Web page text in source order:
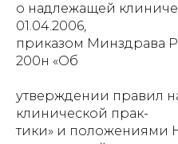
о надлежащей
01.04.2006,
приказом Минздрава
200н «Об
утверждении правил
клинической прак-
тики» и положениями